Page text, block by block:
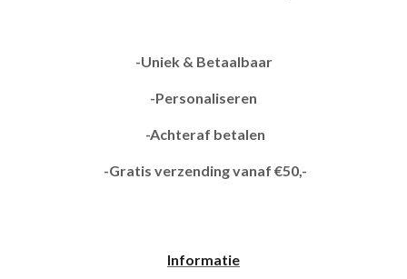
-Uniek & Betaalbaar
-Personaliseren
-Achteraf betalen
-Gratis verzending vanaf €50,-
Informatie